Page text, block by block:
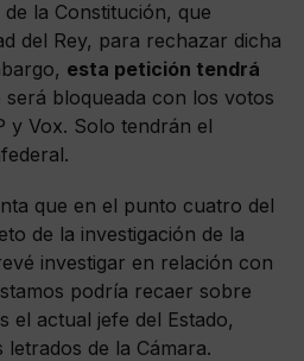
la Constitución, que
del Rey, para rechazar dicha
esta petición tendrá
será bloqueada con los votos
y Vox. Solo tendrán el
que en el punto cuatro del
de la investigación de la
investigar en relación con
podría recaer sobre
el actual jefe del Estado,
letrados de la Cámara.